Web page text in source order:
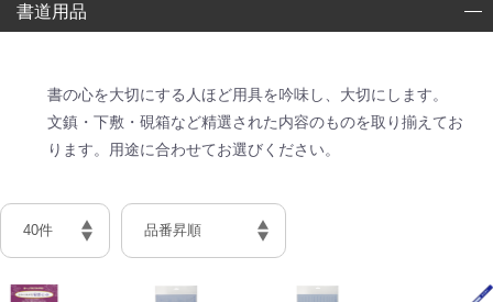
書道用品
書の心を大切にする人ほど用具を吟味し、大切にします。
文鎮・下敷・硯箱など精選された内容のものを取り揃えてお
ります。用途に合わせてお選びください。